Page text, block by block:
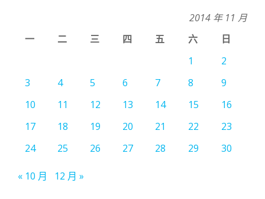
2014 年 11 月
一
二 三 四 五 六
日
1
2
3
4 5 6 7 8
9
10
11 12 13 14 15
16
17
18 19 20 21 22
23
24
25 26 27 28 29 30
« 10 月 12 月 »